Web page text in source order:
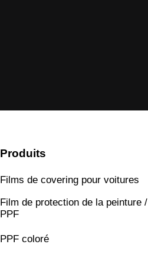
Produits
Films de covering pour voitures
Film de protection de la peinture /
PPF
PPF coloré